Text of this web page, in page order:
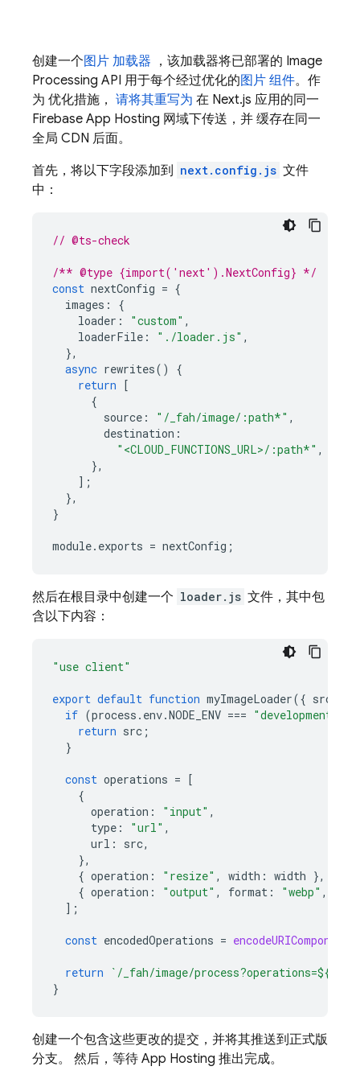
创建一个图片 加载器 ，该加载器将已部署的 Image
Processing API 用于每个经过优化的图片 组件。作
为 优化措施， 请将其重写为 在 Next.js 应用的同一
Firebase App Hosting 网域下传送，并 缓存在同一
全局 CDN 后面。
首先，将以下字段添加到 next.config.js 文件
中：
// @ts-check
/** @type {import('next').NextConfig} */
const nextConfig = {
images :
{
loader : "custom" ,
loaderFile : "./loader.js" ,
},
async rewrites()
{
return [
{
source : "/_fah/image/:path*" ,
destination :
"<CLOUD_FUNCTIONS_URL>/:path*" ,
},
];
},
}
module. exports = nextConfig ;
然后在根目录中创建一个 loader.js 文件，其中包
含以下内容：
"use client"
export default function myImageLoader({ src
if (process . env.NODE_ENV === "development"
return src ;
}
const operations = [
{
operation : "input" ,
type : "url" ,
url : src,
},
{ operation : "resize" , width : width },
{ operation : "output" , format : "webp" ,
];
const encodedOperations = encodeURIComponent
return `/_fah/image/process?operations=${
}
创建一个包含这些更改的提交，并将其推送到正式版
分支。 然后，等待 App Hosting 推出完成。